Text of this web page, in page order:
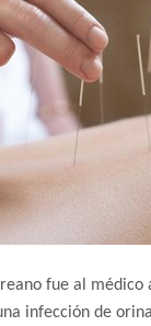
fue al
infección de